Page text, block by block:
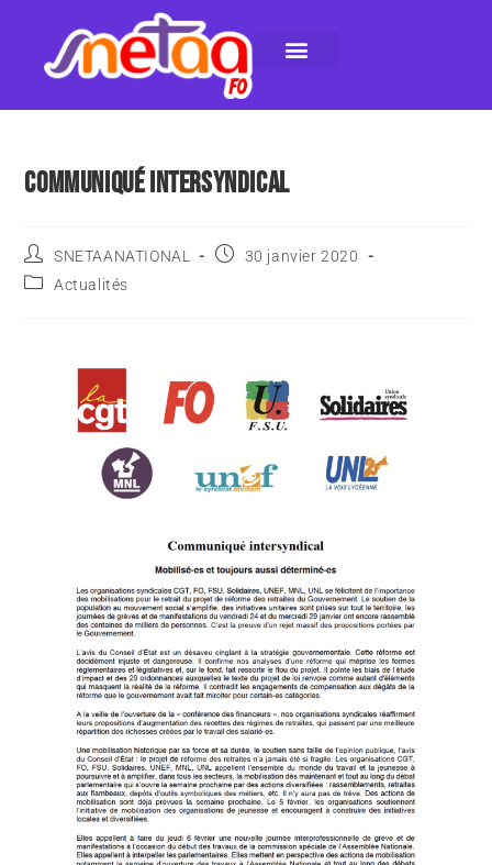
COMMUNIQUÉ INTERSYNDICAL
SNETAANATIONAL
30 janvier 2020
Actualités